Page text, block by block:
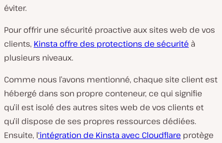
éviter.
Pour offrir une sécurité proactive aux sites web de vos
clients, Kinsta offre des protections de sécurité à
plusieurs niveaux.
Comme nous l’avons mentionné, chaque site client est
hébergé dans son propre conteneur, ce qui signifie
qu’il est isolé des autres sites web de vos clients et
qu’il dispose de ses propres ressources dédiées.
Ensuite, l‘intégration de Kinsta avec Cloudflare protège